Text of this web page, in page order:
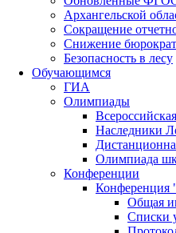
Архангельской
Сокращение
Снижение
Безопасность в лесу
Обучающимся
ГИА
Олимпиады
Наследники
Олимпиада
Конференции
Конференция
Общая
Списки